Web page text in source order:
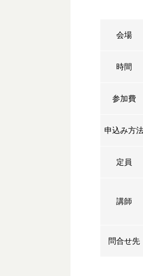
会場
時間
参加費
申込み方
定員
講師
問合せ先